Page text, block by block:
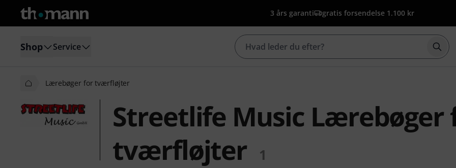
3 års garanti gratis forsendelse 1.100 kr
Shop Service
Lærebøger for tværfløjter
Streetlife Music Lærebøger
tværfløjter
1